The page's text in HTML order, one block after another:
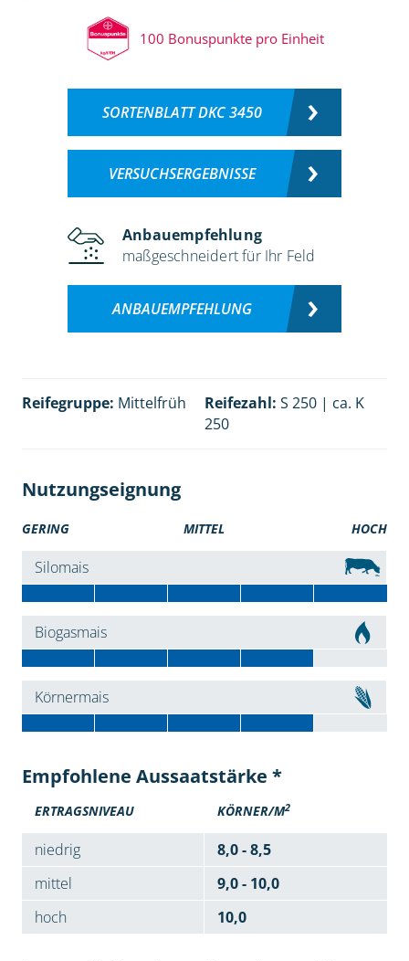
100 Bonuspunkte pro Einheit
SORTENBLATT DKC 3450
VERSUCHSERGEBNISSE
Anbauempfehlung
maßgeschneidert für Ihr Feld
ANBAUEMPFEHLUNG
Reifegruppe: Mittelfrüh Reifezahl: S 250 | ca. K
250
Nutzungseignung
GERING MITTEL HOCH
Silomais
Biogasmais
Körnermais
Empfohlene Aussaatstärke *
ERTRAGSNIVEAU KÖRNER/M2
niedrig
8,0 - 8,5
mittel
9,0 - 10,0
hoch
10,0